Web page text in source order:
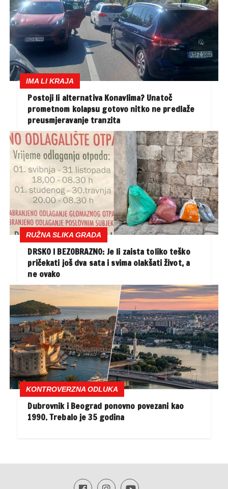
IMA LI KRAJA
Postoji li alternativa Konavlima? Unatoč
prometnom kolapsu gotovo nitko ne predlaže
preusmjeravanje tranzita
RUŽNA SLIKA GRADA
DRSKO I BEZOBRAZNO: Je li zaista toliko teško
pričekati još dva sata i svima olakšati život, a
ne ovako
KONTROVERZNA ODLUKA
Dubrovnik i Beograd ponovno povezani kao
1990. Trebalo je 35 godina